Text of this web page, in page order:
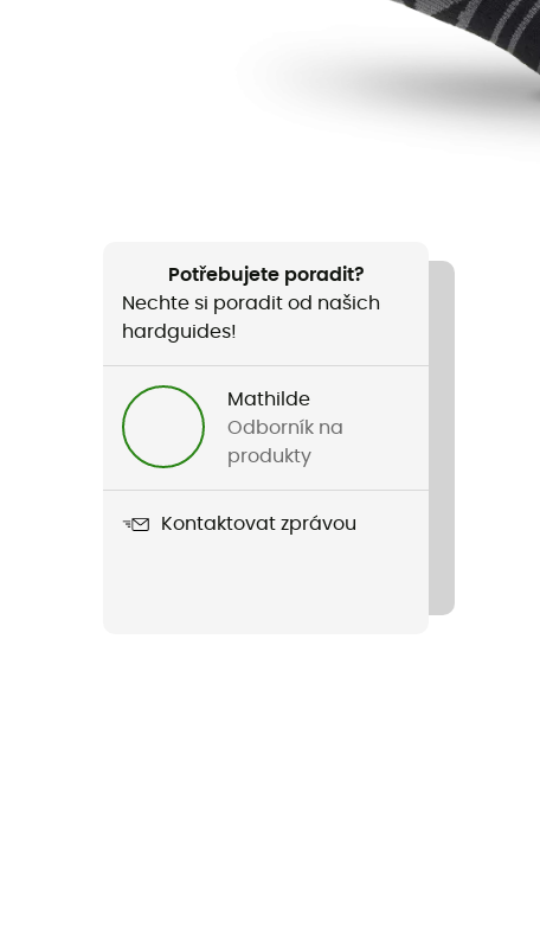
Potřebujete poradit?
Nechte si poradit od našich
hardguides!
Mathilde
Odborník na
produkty
Kontaktovat zprávou